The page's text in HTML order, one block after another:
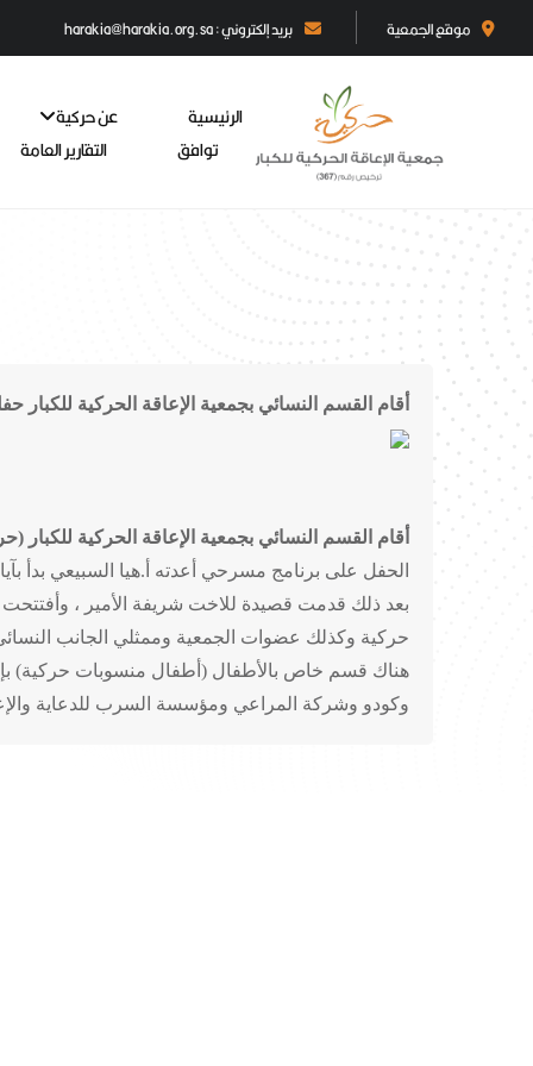
موقع الجمعية بريد إلكتروني : harakia@harakia.org.sa
الرئيسية
عن حركية
توافق
التقارير العامة
أقام القسم النسائي بجمعية الإعاقة الحركية للكبار
أقام القسم النسائي بجمعية الإعاقة الحركية للكبار
الحفل على برنامج مسرحي أعدته أ.هيا السبيعي بدأ
حركية وكذلك عضوات الجمعية وممثلي الجانب
وكودو وشركة المراعي ومؤسسة السرب للدعاية